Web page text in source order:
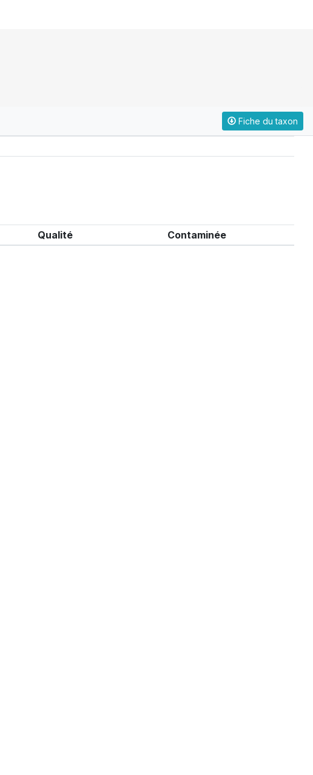
Fiche du taxon
Qualité Contaminée